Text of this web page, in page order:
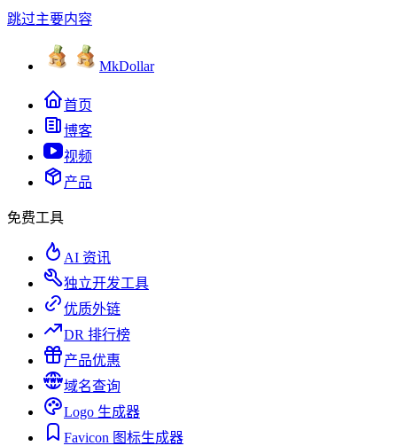
跳过主要内容
MkDollar
首页
博客
视频
产品
免费工具
AI 资讯
独立开发工具
优质外链
DR 排行榜
产品优惠
域名查询
Logo 生成器
Favicon 图标生成器